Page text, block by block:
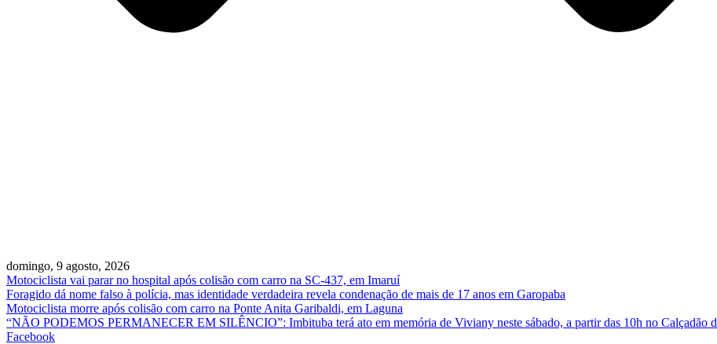
domingo, 9 agosto, 2026
Motociclista vai parar no hospital após colisão com carro na SC-437, em Imaruí
Foragido dá nome falso à polícia, mas identidade verdadeira revela condenação de mais de 17 anos em Garopaba
Motociclista morre após colisão com carro na Ponte Anita Garibaldi, em Laguna
“NÃO PODEMOS PERMANECER EM SILÊNCIO”: Imbituba terá ato em memória de Viviany neste sábado, a partir das 10h no Calçadão
Facebook